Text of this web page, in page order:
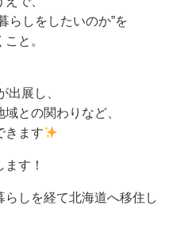
らしをしたいのか”を
と。
出展し、
との関わりなど、
きます
す！
しを経て北海道へ移住し